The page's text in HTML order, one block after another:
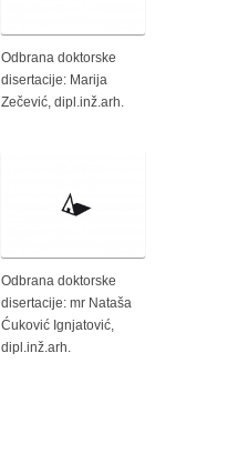
Odbrana doktorske
disertacije: Marija
Zečević, dipl.inž.arh.
Odbrana doktorske
disertacije: mr Nataša
Ćuković Ignjatović,
dipl.inž.arh.